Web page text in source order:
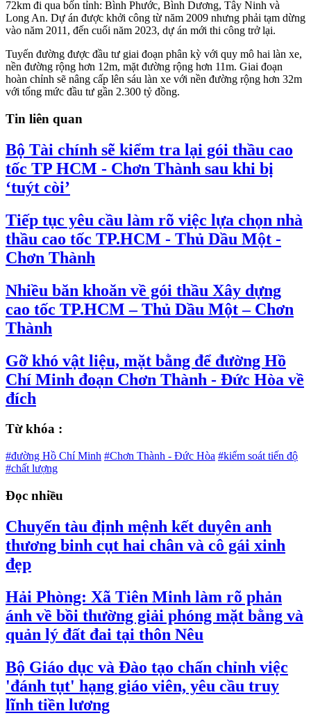
72km đi qua bốn tỉnh: Bình Phước, Bình Dương, Tây Ninh và
Long An. Dự án được khởi công từ năm 2009 nhưng phải tạm dừng
vào năm 2011, đến cuối năm 2023, dự án mới thi công trở lại.
Tuyến đường được đầu tư giai đoạn phân kỳ với quy mô hai làn xe,
nền đường rộng hơn 12m, mặt đường rộng hơn 11m. Giai đoạn
hoàn chỉnh sẽ nâng cấp lên sáu làn xe với nền đường rộng hơn 32m
với tổng mức đầu tư gần 2.300 tỷ đồng.
Tin liên quan
Bộ Tài chính sẽ kiểm tra lại gói thầu cao
tốc TP HCM - Chơn Thành sau khi bị
‘tuýt còi’
Tiếp tục yêu cầu làm rõ việc lựa chọn nhà
thầu cao tốc TP.HCM - Thủ Dầu Một -
Chơn Thành
Nhiều băn khoăn về gói thầu Xây dựng
cao tốc TP.HCM – Thủ Dầu Một – Chơn
Thành
Gỡ khó vật liệu, mặt bằng để đường Hồ
Chí Minh đoạn Chơn Thành - Đức Hòa về
đích
Từ khóa :
#đường Hồ Chí Minh #Chơn Thành - Đức Hòa #kiểm soát tiến độ
#chất lượng
Đọc nhiều
Chuyến tàu định mệnh kết duyên anh
thương binh cụt hai chân và cô gái xinh
đẹp
Hải Phòng: Xã Tiên Minh làm rõ phản
ánh về bồi thường giải phóng mặt bằng và
quản lý đất đai tại thôn Nêu
Bộ Giáo dục và Đào tạo chấn chỉnh việc
'đánh tụt' hạng giáo viên, yêu cầu truy
lĩnh tiền lương